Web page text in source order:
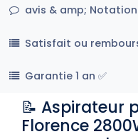
avis & amp; Notation
Satisfait ou
Garantie 1 an ✅
📝 Aspirateur
Florence